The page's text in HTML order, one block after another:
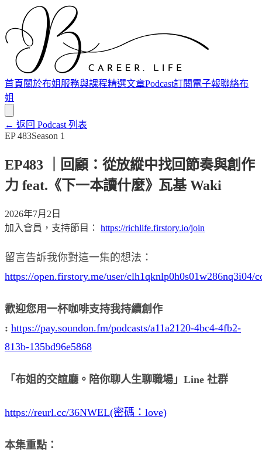
首頁 關於布姐 服務與課程精選文章Podcast訂閱電子報聯絡布
姐
← 返回 Podcast 列表
EP483Season 1
EP483 ｜回顧：從放縱中找回節奏與創作
力 feat.《下一本讀什麼》瓦基 Waki
2026年7月2日
加入會員，支持節目： https://richlife.firstory.io/join
留言告訴我你對這一集的想法：
https://open.firstory.me/user/clh1qknlp0h0s01w286nq3i04/
歡迎您用一杯咖啡支持我持續創作
: https://pay.soundon.fm/podcasts/a11a2120-4bc4-4fb2-
813b-135bd96e5868
「布姐的交誼廳。陪你聊人生聊職場」Line 社群
https://reurl.cc/36NWEL(密碼：love)
本集重點：